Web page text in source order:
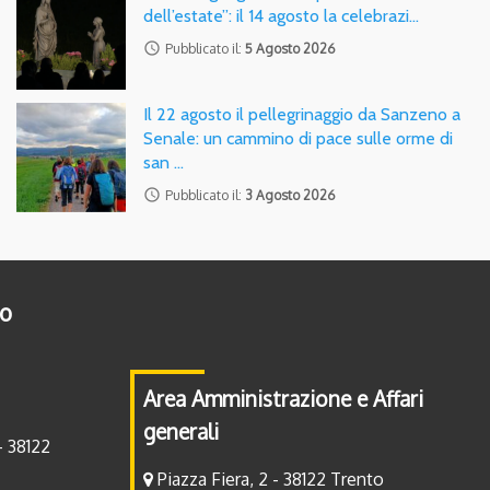
dell’estate”: il 14 agosto la celebrazi…
access_time Pubblicato il:5 Agosto 2026
Il 22 agosto il pellegrinaggio da Sanzeno a
Senale: un cammino di pace sulle orme di
san …
access_time Pubblicato il: 3 Agosto 2026
Area Amministrazione e Affari
generali
Piazza Fiera, 2 - 38122 Trento